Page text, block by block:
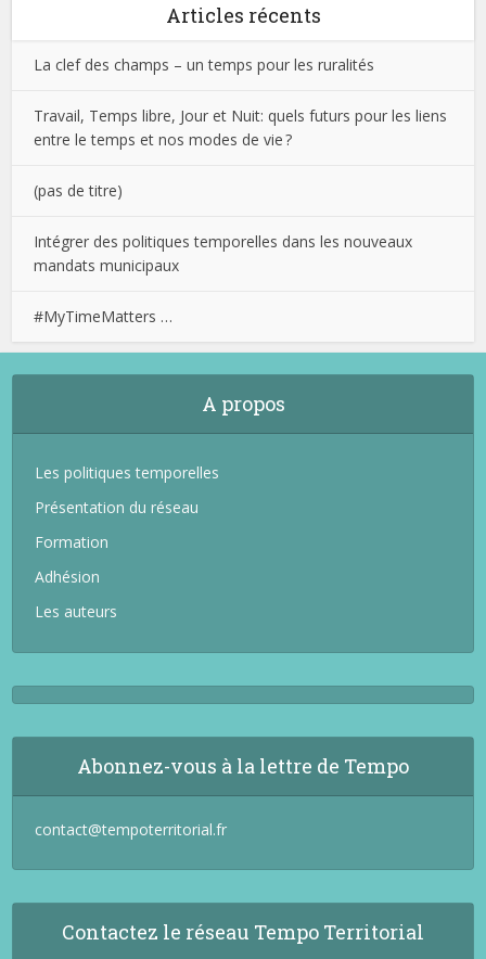
Articles récents
La clef des champs – un temps pour les ruralités
Travail, Temps libre, Jour et Nuit: quels futurs pour les liens
entre le temps et nos modes de vie ?
(pas de titre)
Intégrer des politiques temporelles dans les nouveaux
mandats municipaux
#MyTimeMatters …
A propos
Les politiques temporelles
Présentation du réseau
Formation
Adhésion
Les auteurs
Abonnez-vous à la lettre de Tempo
contact@tempoterritorial.fr
Contactez le réseau Tempo Territorial